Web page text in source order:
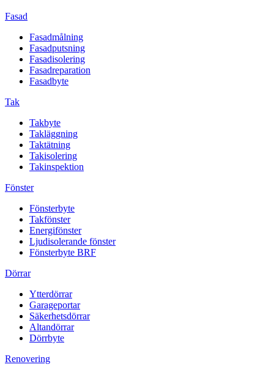
Fasad
Fasadmålning
Fasadputsning
Fasadisolering
Fasadreparation
Fasadbyte
Tak
Takbyte
Takläggning
Taktätning
Takisolering
Takinspektion
Fönster
Fönsterbyte
Takfönster
Energifönster
Ljudisolerande fönster
Fönsterbyte BRF
Dörrar
Ytterdörrar
Garageportar
Säkerhetsdörrar
Altandörrar
Dörrbyte
Renovering